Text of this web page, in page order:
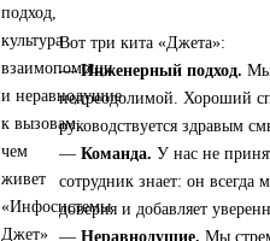
Вот три кита «Джета»:
—Инженерный подход. Мы
непреодолимой. Хороший
руководствуется здравым
— Команда. У нас не
сотрудник знает: он всегда
доверия и добавляет
— Неравнодушие. Мы